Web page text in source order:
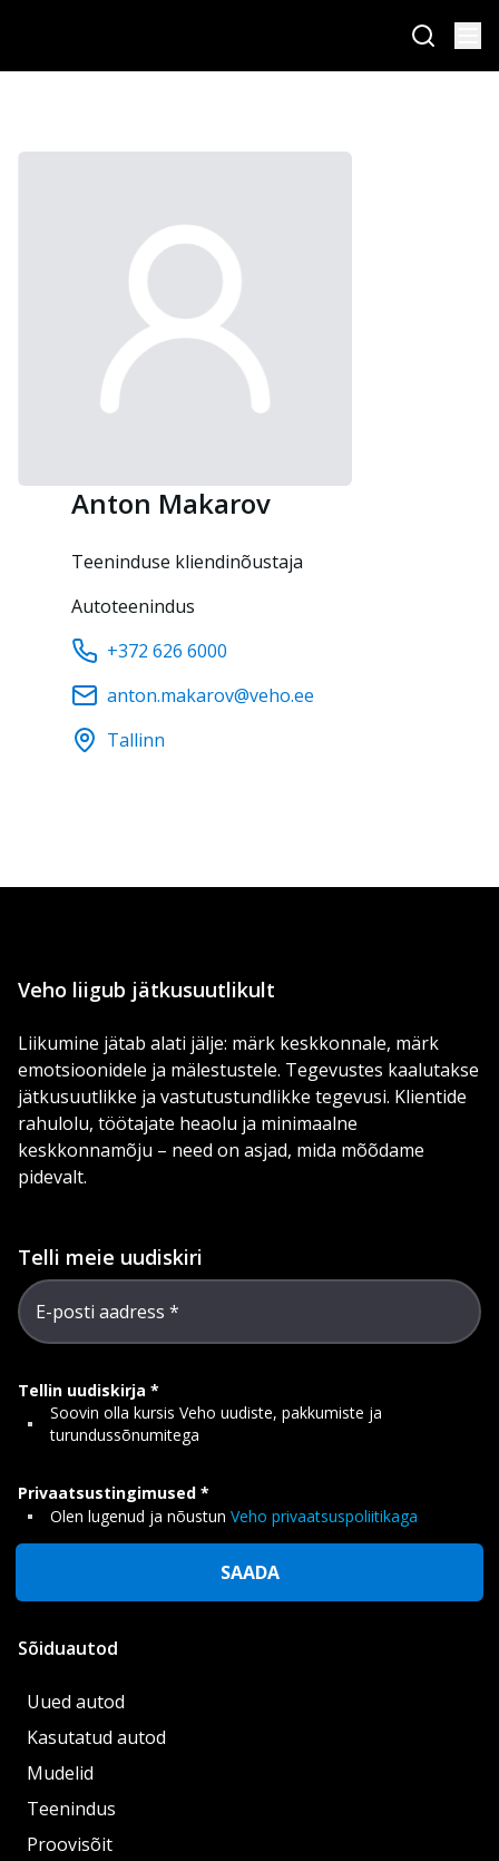
Anton Makarov
Teeninduse kliendinõustaja
Autoteenindus
+372 626 6000
anton.makarov@veho.ee
Tallinn
Veho liigub jätkusuutlikult
Liikumine jätab alati jälje: märk keskkonnale, märk
emotsioonidele ja mälestustele. Tegevustes kaalutakse
jätkusuutlikke ja vastutustundlikke tegevusi. Klientide
rahulolu, töötajate heaolu ja minimaalne
keskkonnamõju – need on asjad, mida mõõdame
pidevalt.
Telli meie uudiskiri
E-posti aadress
Tellin uudiskirja
Soovin olla kursis Veho uudiste, pakkumiste ja
turundussõnumitega
Privaatsustingimused
Olen lugenud ja nõustun Veho privaatsuspoliitikaga
SAADA
Sõiduautod
Uued autod
Kasutatud autod
Mudelid
Teenindus
Proovisõit